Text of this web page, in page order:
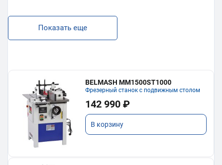
Показать еще
BELMASH MM1500ST1000
Фрезерный станок с подвижным столом
142 990 ₽
В корзину